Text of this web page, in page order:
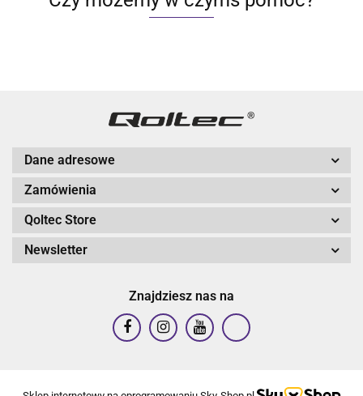
Dane adresowe
Zamówienia
Qoltec Store
Newsletter
Znajdziesz nas na